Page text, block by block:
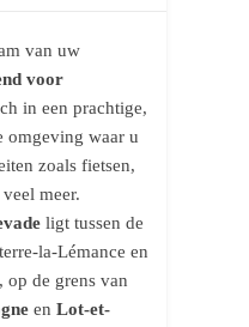
van uw
voor
in een prachtige,
omgeving waar u
zoals fietsen,
meer.
ligt tussen de
la-Lémance en
de grens van
en Lot-et-